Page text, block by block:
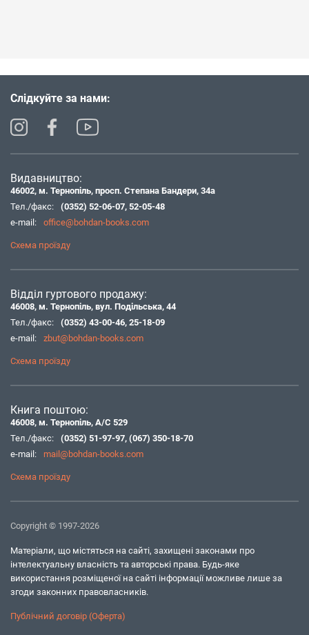
Слідкуйте за нами:
Видавництво:
46002, м. Тернопіль, просп. Степана Бандери, 34а
Тел./факс:
(0352) 52-06-07, 52-05-48
e-mail:
office@bohdan-books.com
Схема проїзду
Відділ гуртового продажу:
46008, м. Тернопіль, вул. Подільська, 44
Тел./факс:
(0352) 43-00-46, 25-18-09
e-mail:
zbut@bohdan-books.com
Схема проїзду
Книга поштою:
46008, м. Тернопіль, А/С 529
Тел./факс:
(0352) 51-97-97, (067) 350-18-70
e-mail:
mail@bohdan-books.com
Схема проїзду
Copyright © 1997-2026
Матеріали, що містяться на сайті, захищені законами про
інтелектуальну власність та авторські права. Будь-яке
використання розміщеної на сайті інформації можливе лише за
згоди законних правовласників.
Публічний договір (Оферта)